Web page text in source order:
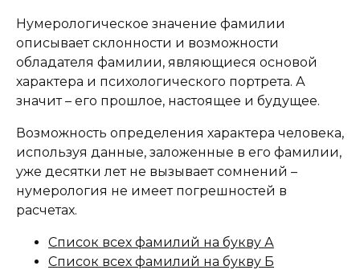
Нумерологическое значение фамилии
описывает склонности и возможности
обладателя фамилии, являющиеся основой
характера и психологического портрета. А
значит – его прошлое, настоящее и будущее.
Возможность определения характера человека,
используя данные, заложенные в его фамилии,
уже десятки лет не вызывает сомнений –
нумерология не имеет погрешностей в
расчетах.
Список всех фамилий на букву А
Список всех фамилий на букву Б